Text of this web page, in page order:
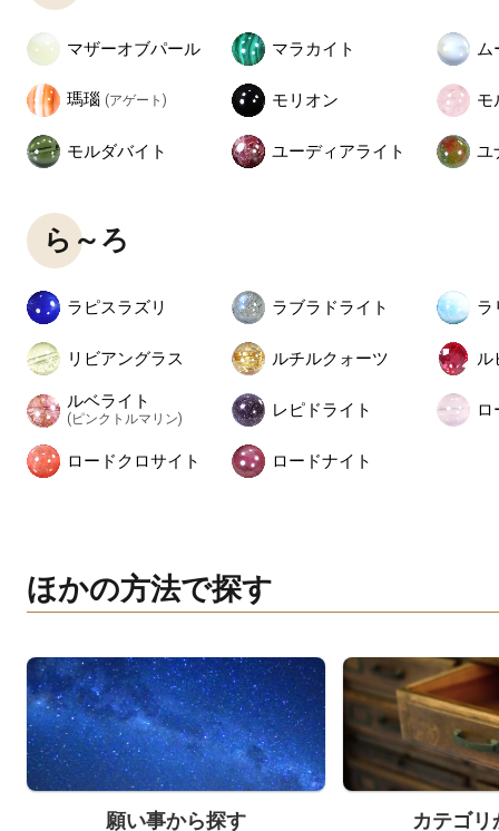
マザーオブパール マラカイト ム
瑪瑙 (アゲート) モリオン モ
モルダバイト ユーディアライト ユ
ら～ろ
ラピスラズリ ラブラドライト ラ
リビアングラス ルチルクォーツ ル
ルベライト
(ピンクトルマリン) レピドライト ロ
ロードクロサイト ロードナイト
ほかの方法で探す
願い事から探す カテゴリ